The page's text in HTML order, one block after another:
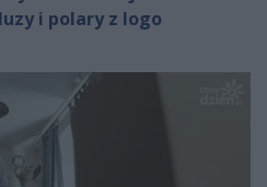
i polary z logo